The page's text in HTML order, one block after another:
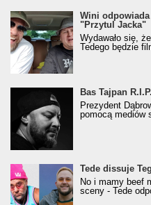
Wini
"Przytul Jacka"
Wydawało się,
Tedego będzie
Bas Tajpan
Prezydent
pomocą mediów
Tede dissuje
No i mamy beef
sceny - Tede